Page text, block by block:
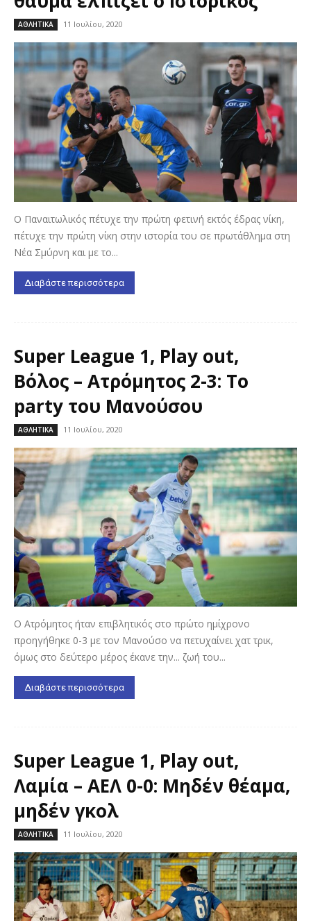
ΑΘΛΗΤΙΚΑ 11 Ιουλίου, 2020
Ο Παναιτωλικός πέτυχε την πρώτη φετινή εκτός έδρας νίκη,
πέτυχε την πρώτη νίκη στην ιστορία του σε πρωτάθλημα στη
Νέα Σμύρνη και με το...
Διαβάστε περισσότερα
Super League 1, Play out,
Βόλος – Ατρόμητος 2-3: Το
party του Μανούσου
ΑΘΛΗΤΙΚΑ 11 Ιουλίου, 2020
Ο Ατρόμητος ήταν επιβλητικός στο πρώτο ημίχρονο
προηγήθηκε 0-3 με τον Μανούσο να πετυχαίνει χατ τρικ,
όμως στο δεύτερο μέρος έκανε την... ζωή του...
Διαβάστε περισσότερα
Super League 1, Play out,
Λαμία – ΑΕΛ 0-0: Μηδέν θέαμα,
μηδέν γκολ
ΑΘΛΗΤΙΚΑ 11 Ιουλίου, 2020